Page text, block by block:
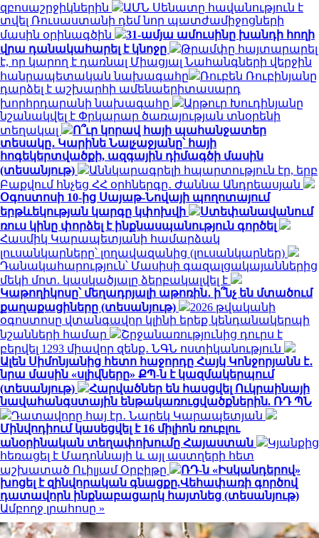
զբոսաշրջիկներին
ԱՄՆ Սենատը հավանություն է
տվել Ռուսաստանի դեմ նոր պատժամիջոցների
մասին օրինագծին
31-ամյա ամուսինը խանդի հողի
վրա դանակահարել է կնոջը
Թրամփը հայտարարել
է, որ կարող է դառնալ Միացյալ Նահանգների վերջին
հանրապետական ​​նախագահը
Ռուբեն Ռուբինյանը
դարձել է աշխարհի ամենաերիտասարդ
խորհրդարանի նախագահը
Արթուր Խուդինյանը
նշանակվել է Փրկարար ծառայության տնօրենի
տեղակալ
Ո՞ւր կորավ հայի պահանջատեր
տեսակը․ Կարինե Նալչաջյանը՝ հայի
հոգեկերտվածքի, ազգային դիմագծի մասին
(տեսանյութ)
Աննկարագրելի հպարտություն էր, երբ
Բաքվում հնչեց ՀՀ օրհներգը․ Ժաննա Անդրեասյան
Օգոստոսի 10-ից Սայաթ-Նովայի պողոտայում
երթևեկության կարգը կփոխվի
Ստեփանավանում
ռուս կինը փորձել է ինքնասպանություն գործել
Հասմիկ Կարապետյանի համարձակ
լուսանկարները՝ լողավազանից (լուսանկարներ)
Դանակահարություն՝ Մասիսի գազալցակայաններից
մեկի մոտ. կասկածյալը ձերբակալվել է
Կաթողիկոսը՝ մեղադրյալի աթոռին․ ի՞նչ են մտածում
քաղաքացիները (տեսանյութ)
2026 թվականի
օգոստոսը վտանգավոր կլինի երեք կենդանակերպի
նշանների համար
Շրջանառությունից դուրս է
բերվել 1293 միավոր զենք․ ՆԳՆ ոստիկանություն
Ալեն Սիմոնյանից հետո հաջորդը Հայկ Կոնջորյանն է․
նրա մասին «սլիվները» ՔՊ-ն է կազմակերպում
(տեսանյութ)
Հարվածներ են հասցվել Ուկրաինայի
նավահանգստային ենթակառուցվածքներին. ՌԴ ՊՆ
Դատավորը հայ էր․ Նարեկ Կարապետյան
Մինվոդիում կասեցվել է 16 միլիոն ռուբլու
անօրինական տեղափոխումը Հայաստան
Կյանքից
հեռացել է Մադոննայի և այլ աստղերի հետ
աշխատած Ուիլյամ Օրբիթը
ՌԴ-ն «Իսկանդերով»
խոցել է զինվորական գնացքը.Վեհափառի գործով
դատավորն ինքնաբացարկ հայտնեց (տեսանյութ)
Ամբողջ լրահոսը »